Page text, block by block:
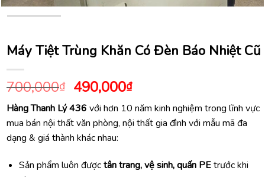
Máy Tiệt Trùng Khăn Có Đèn Báo Nhiệt Cũ
700,000₫ Giá
gốc
là:
700,000₫.
490,000₫Giá
hiện
tại
là:
Hàng Thanh Lý 436 với hơn 10 năm kinh nghiệm trong lĩnh vực
mua bán nội thất văn phòng, nội thất gia đình với mẫu mã đa
dạng & giá thành khác nhau:
Sản phẩm luôn đượctân trang, vệ sinh, quấn PEtrước khi